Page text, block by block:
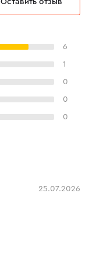
6
1
0
0
0
25.07.2026